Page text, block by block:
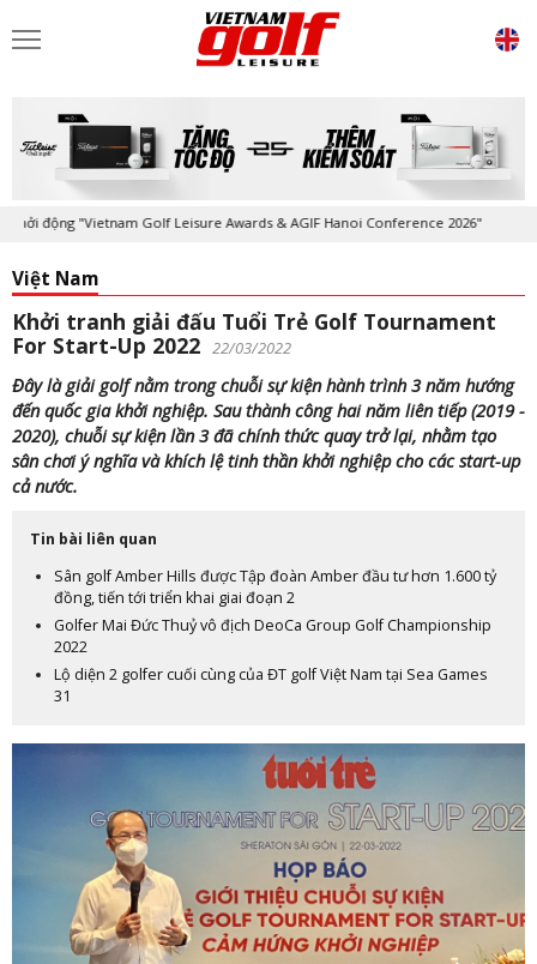
động "Vietnam Golf Leisure Awards & AGIF Hanoi Conference 2026"
Việt Nam
Khởi tranh giải đấu Tuổi Trẻ Golf Tournament
For Start-Up 2022 22/03/2022
Đây là giải golf nằm trong chuỗi sự kiện hành trình 3 năm hướng
đến quốc gia khởi nghiệp. Sau thành công hai năm liên tiếp (2019 -
2020), chuỗi sự kiện lần 3 đã chính thức quay trở lại, nhằm tạo
sân chơi ý nghĩa và khích lệ tinh thần khởi nghiệp cho các start-up
cả nước.
Tin bài liên quan
Sân golf Amber Hills được Tập đoàn Amber đầu tư hơn 1.600 tỷ
đồng, tiến tới triển khai giai đoạn 2
Golfer Mai Đức Thuỷ vô địch DeoCa Group Golf Championship
2022
Lộ diện 2 golfer cuối cùng của ĐT golf Việt Nam tại Sea Games
31